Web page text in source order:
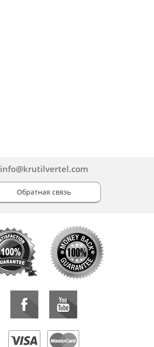
info@krutilvertel.com
Обратная связь